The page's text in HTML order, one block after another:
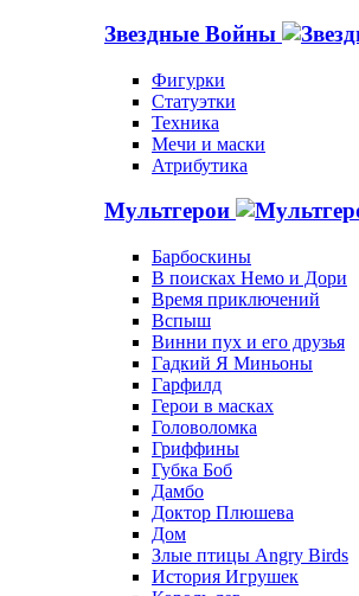
Звездные Войны
Фигурки
Статуэтки
Техника
Мечи и маски
Атрибутика
Мультгерои
Барбоскины
В поисках Немо и Дори
Время приключений
Вспыш
Винни пух и его друзья
Гадкий Я Миньоны
Гарфилд
Герои в масках
Головоломка
Гриффины
Губка Боб
Дамбо
Доктор Плюшева
Дом
Злые птицы Angry Birds
История Игрушек